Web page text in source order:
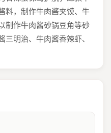
料，制作牛肉酱夹馍、牛
制作牛肉酱砂锅豆角等砂
明治、牛肉酱香辣虾、